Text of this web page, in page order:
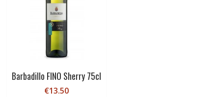
Barbadillo FINO Sherry 75cl
€13.50